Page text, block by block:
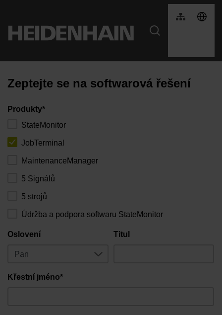
Zeptejte se na softwarová řešení
Produkty*
StateMonitor
JobTerminal
MaintenanceManager
5 Signálů
5 strojů
Údržba a podpora softwaru StateMonitor
Oslovení Titul
Křestní jméno*